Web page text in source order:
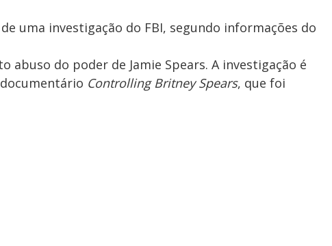
uma investigação do FBI, segundo informações do
abuso do poder de Jamie Spears. A investigação é
Controlling Britney Spears, que foi